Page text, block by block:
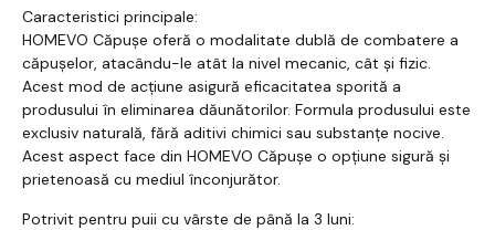
Caracteristici principale:
HOMEVO Căpușe oferă o modalitate dublă de combatere a
căpușelor, atacându-le atât la nivel mecanic, cât și fizic.
Acest mod de acțiune asigură eficacitatea sporită a
produsului în eliminarea dăunătorilor. Formula produsului este
exclusiv naturală, fără aditivi chimici sau substanțe nocive.
Acest aspect face din HOMEVO Căpușe o opțiune sigură și
prietenoasă cu mediul înconjurător.
Potrivit pentru puii cu vârste de până la 3 luni: